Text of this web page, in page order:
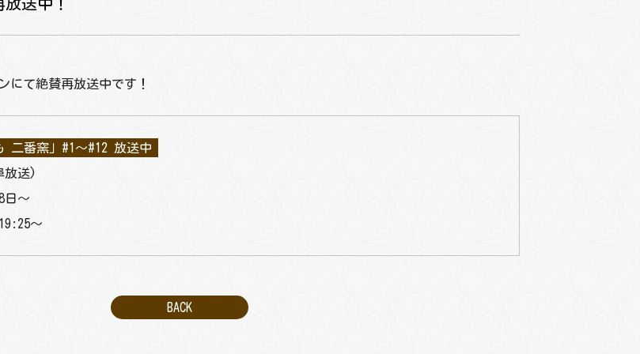
送中！
にて絶賛再放送中です！
二番窯」#1〜#12 放送中
放送)
日〜
〜
BACK